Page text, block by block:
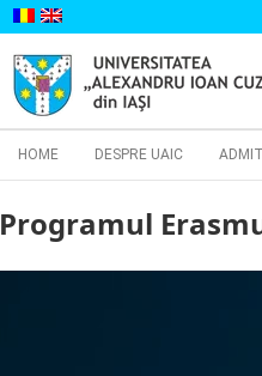
Cautare...
HOME DESPRE UAIC
Programul